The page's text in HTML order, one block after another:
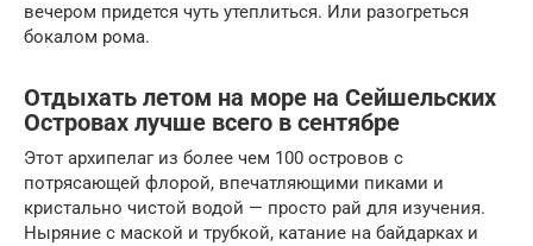
вечером придется чуть утеплиться. Или разогреться
бокалом рома.
Отдыхать летом на море на Сейшельских
Островах лучше всего в сентябре
Этот архипелаг из более чем 100 островов с
потрясающей флорой, впечатляющими пиками и
кристально чистой водой — просто рай для изучения.
Ныряние с маской и трубкой, катание на байдарках и